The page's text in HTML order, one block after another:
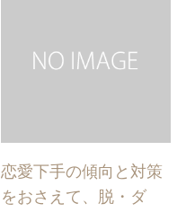
恋愛下手の傾向と対策
をおさえて、脱・ダ